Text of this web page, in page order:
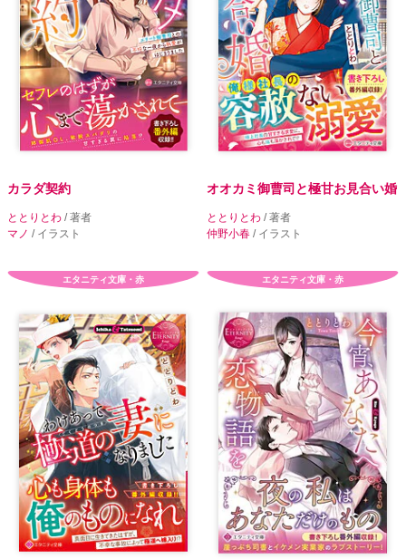
カラダ契約
ととりとわ / 著者
マノ / イラスト
オオカミ御曹司と極甘お見合い婚
ととりとわ / 著者
仲野小春 / イラスト
エタニティ文庫・赤 エタニティ文庫・赤